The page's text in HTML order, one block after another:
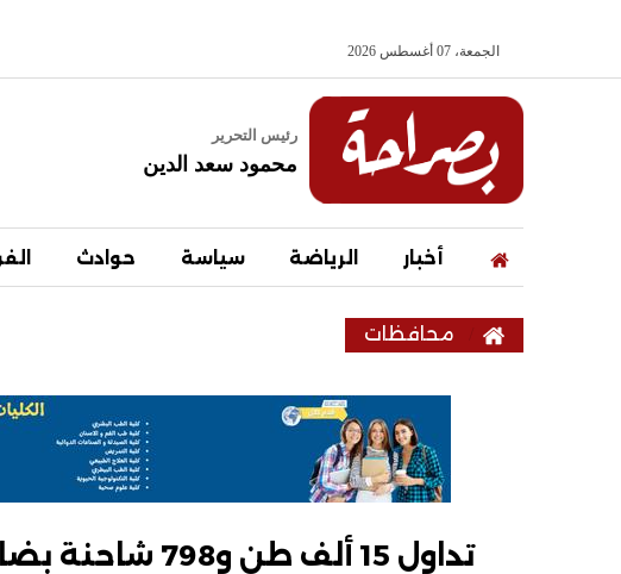
الجمعة، 07 أغسطس 2026
رئيس التحرير
محمود سعد الدين
أخبار الرياضة سياسة حوادث
محافظات
تداول 15 ألف